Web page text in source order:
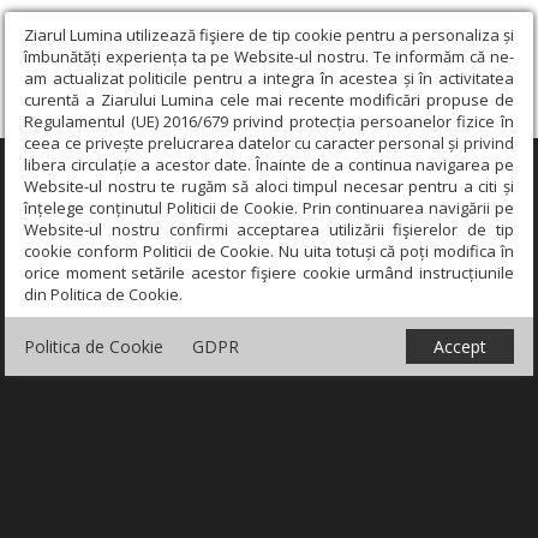
Ziarul Lumina utilizează fişiere de tip cookie pentru a personaliza și
îmbunătăți experiența ta pe Website-ul nostru. Te informăm că ne-
am actualizat politicile pentru a integra în acestea și în activitatea
curentă a Ziarului Lumina cele mai recente modificări propuse de
Regulamentul (UE) 2016/679 privind protecția persoanelor fizice în
ceea ce privește prelucrarea datelor cu caracter personal și privind
libera circulație a acestor date. Înainte de a continua navigarea pe
Website-ul nostru te rugăm să aloci timpul necesar pentru a citi și
înțelege conținutul Politicii de Cookie. Prin continuarea navigării pe
Website-ul nostru confirmi acceptarea utilizării fişierelor de tip
cookie conform Politicii de Cookie. Nu uita totuși că poți modifica în
orice moment setările acestor fişiere cookie urmând instrucțiunile
din Politica de Cookie.
Politica de Cookie GDPR Accept
×